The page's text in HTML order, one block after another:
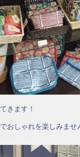
きます！
おしゃれを楽しみませ